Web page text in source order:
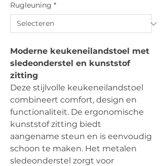
Rugleuning *
Moderne keukeneilandstoel met
sledeonderstel en kunststof
zitting
Deze stijlvolle keukeneilandstoel
combineert comfort, design en
functionaliteit. De ergonomische
kunststof zitting biedt
aangename steun en is eenvoudig
schoon te maken. Het metalen
sledeonderstel zorgt voor